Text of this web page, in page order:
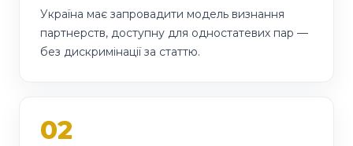
Україна має запровадити модель визнання
партнерств, доступну для одностатевих пар —
без дискримінації за статтю.
02